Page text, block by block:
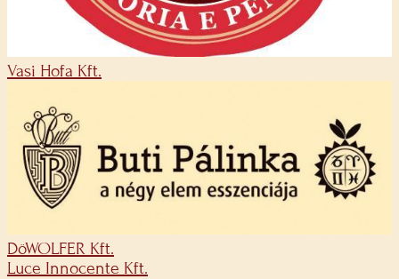
Vasi Hofa Kft.
DöWOLFER Kft.
Luce Innocente Kft.